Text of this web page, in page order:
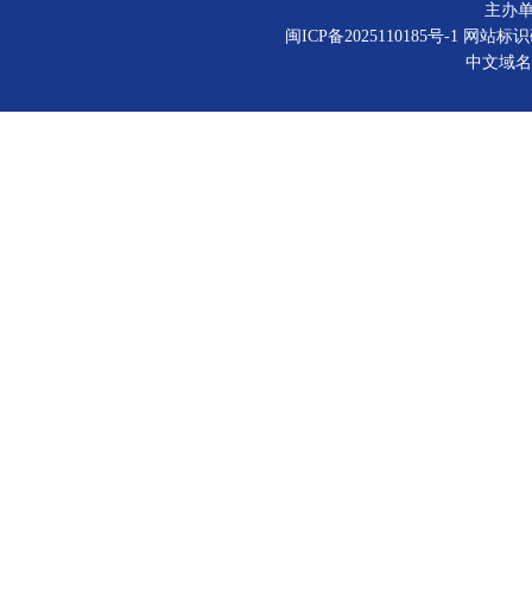
主办
闽ICP备2025110185号-1 网站标
中文域